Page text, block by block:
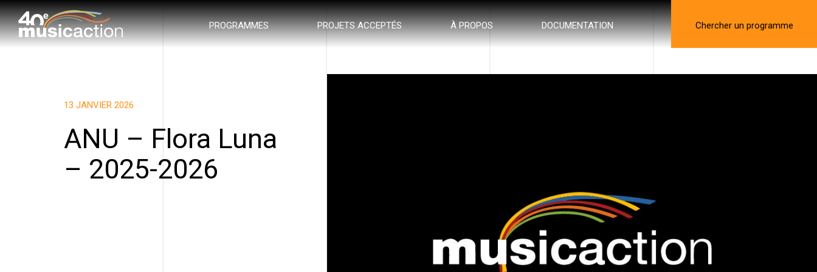
PROGRAMMES PROJETS ACCEPTÉS À PROPOS DOCUMENTATION Chercher un programme
13 JANVIER 2026
ANU – Flora Luna
– 2025-2026